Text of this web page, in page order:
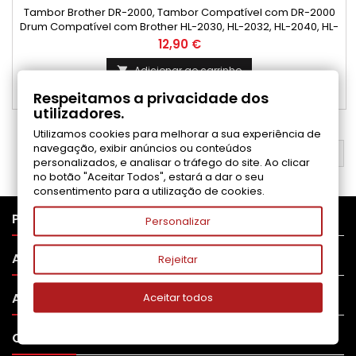
Tambor Brother DR-2000, Tambor Compatível com DR-2000
Drum Compatível com Brother HL-2030, HL-2032, HL-2040, HL-
2070N, DCP-7010, DCP-7010L, DCP-7025, DCP-7025N, MFC-
7225N, MFC-7420, MFC-7820N, FAX-2820, FAX-2825, FAX-2920
Preço
12,90 €
 Adicionar ao carrinho
Disponível
VOLTAR AO TOPO
PRODUTOS
APOIO AO CLIENTE
A SUA CONTA
CONTATO 
Respeitamos a privacidade dos
utilizadores.
Utilizamos cookies para melhorar a sua experiência de
navegação, exibir anúncios ou conteúdos
personalizados, e analisar o tráfego do site. Ao clicar
no botão "Aceitar Todos", estará a dar o seu
consentimento para a utilização de cookies.
Personalizar
Rejeitar
Aceitar todos